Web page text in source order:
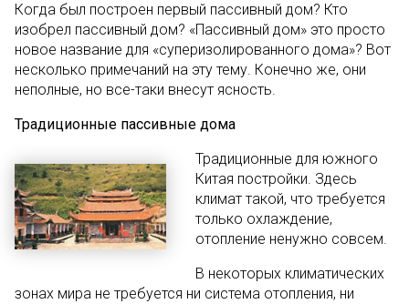
Когда был построен первый пассивный дом? Кто
изобрел пассивный дом? «Пассивный дом» это просто
новое название для «суперизолированного дома»? Вот
несколько примечаний на эту тему. Конечно же, они
неполные, но все-таки внесут ясность.
Традиционные пассивные дома
Традиционные для южного
Китая постройки. Здесь
климат такой, что требуется
только охлаждение,
отопление ненужно совсем.
В некоторых климатических
зонах мира не требуется ни система отопления, ни